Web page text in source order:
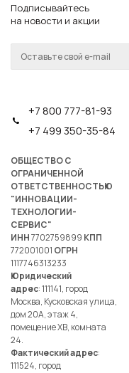
Подписывайтесь
на новости и акции
+7 800 777-81-93
+7 499 350-35-84
ОБЩЕСТВО С
ОГРАНИЧЕННОЙ
ОТВЕТСТВЕННОСТЬЮ
"ИННОВАЦИИ-
ТЕХНОЛОГИИ-
СЕРВИС"
ИНН7702759899 КПП
772001001 ОГРН
1117746313233
Юридический
адрес: 111141, город
Москва, Кусковская улица,
дом 20А, этаж 4,
помещение ХВ, комната
24.
Фактический адрес:
111524, город